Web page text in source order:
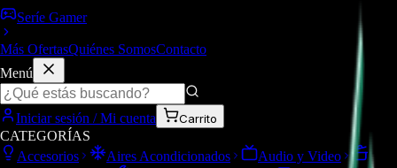
Seríe Gamer
Más OfertasQuiénes SomosContacto
Menú
Iniciar sesión / Mi cuenta Carrito
CATEGORÍAS
Accesorios
Aires Acondicionados
Audio y Video